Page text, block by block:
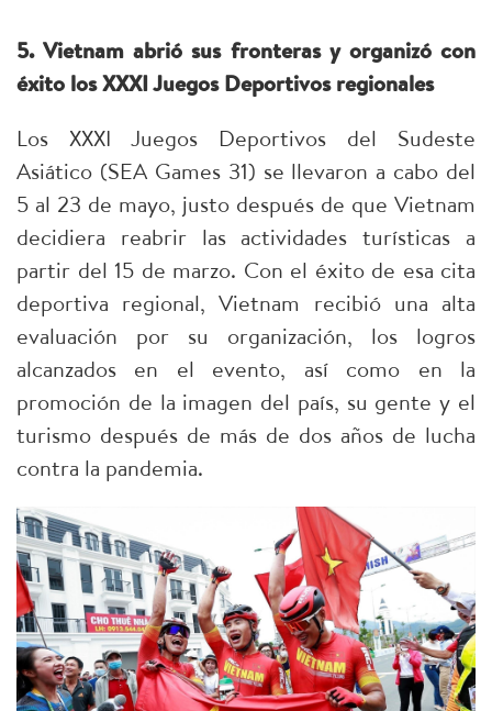
5. Vietnam abrió sus fronteras y organizó con
éxito los XXXI Juegos Deportivos regionales
Los XXXI Juegos Deportivos del Sudeste
Asiático (SEA Games 31) se llevaron a cabo del
5 al 23 de mayo, justo después de que Vietnam
decidiera reabrir las actividades turísticas a
partir del 15 de marzo. Con el éxito de esa cita
deportiva regional, Vietnam recibió una alta
evaluación por su organización, los logros
alcanzados en el evento, así como en la
promoción de la imagen del país, su gente y el
turismo después de más de dos años de lucha
contra la pandemia.